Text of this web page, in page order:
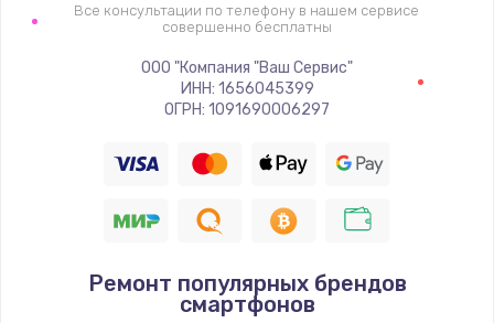
750 руб.
Заказать
Установка драйверов
725 руб.
Замена вебкамеры
Все консультации по телефону в нашем сервисе
совершенно бесплатны
ООО "Компания "Ваш Сервис"
ИНН: 1656045399
ОГРН: 1091690006297
Ремонт популярных брендов
смартфонов